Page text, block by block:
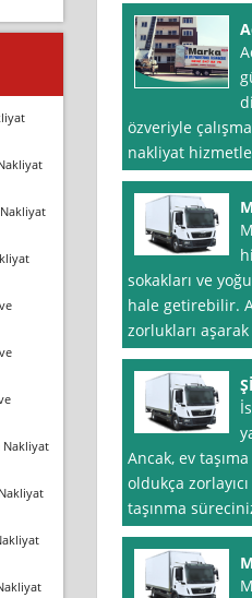
özveriyle
nakliyat
sokakları ve
hale getirebilir.
zorlukları
Ancak, ev
oldukça
taşınma
Nakliyat